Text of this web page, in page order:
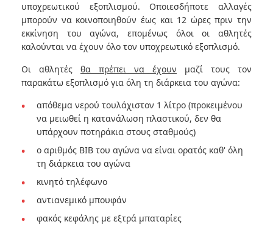
υποχρεωτικού εξοπλισμού. Οποιεσδήποτε αλλαγές
μπορούν να κοινοποιηθούν έως και 12 ώρες πριν την
εκκίνηση του αγώνα, επομένως όλοι οι αθλητές
καλούνται να έχουν όλο τον υποχρεωτικό εξοπλισμό.
Οι αθλητές θα πρέπει να έχουν μαζί τους τον
παρακάτω εξοπλισμό για όλη τη διάρκεια του αγώνα:
απόθεμα νερού τουλάχιστον 1 λίτρο (προκειμένου
να μειωθεί η κατανάλωση πλαστικού, δεν θα
υπάρχουν ποτηράκια στους σταθμούς)
ο αριθμός BIB του αγώνα να είναι ορατός καθ' όλη
τη διάρκεια του αγώνα
κινητό τηλέφωνο
αντιανεμικό μπουφάν
φακός κεφάλης με εξτρά μπαταρίες